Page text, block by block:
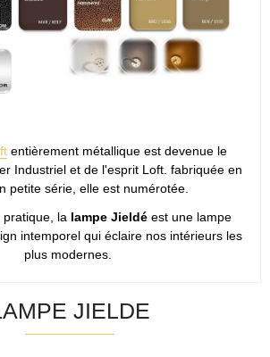
entièrement métallique est devenue le
Industriel et de l'esprit Loft. fabriquée en
petite série, elle est numérotée.
pratique, la lampe Jieldéest une lampe
intemporel qui éclaire nos intérieurs les
plus modernes.
JIELDE